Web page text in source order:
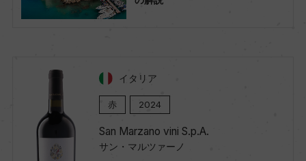
イタリア
赤 2024
San Marzano vini S.p.A.
サン・マルツァーノ